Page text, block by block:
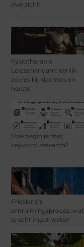
overzicht
Fysiotherapie
Leidschendam: eerlijk
advies bij klachten en
herstel
Hoe begin je met
keyword research?
Friesland's
ontruimingsproces: wat
je echt moet weten